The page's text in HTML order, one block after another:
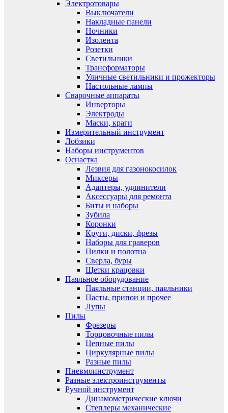
Электротовары
Выключатели
Накладные панели
Ночники
Изолента
Розетки
Светильники
Трансформаторы
Уличные светильники и прожекторы
Настольные лампы
Сварочные аппараты
Инверторы
Электроды
Маски, краги
Измерительный инструмент
Лобзики
Наборы инструментов
Оснастка
Лезвия для газонокосилок
Миксеры
Адаптеры, удлинители
Аксессуары для ремонта
Биты и наборы
Зубила
Коронки
Круги, диски, фрезы
Наборы для граверов
Пилки и полотна
Сверла, буры
Щетки крацовки
Паяльное оборудование
Паяльные станции, паяльники
Пасты, припои и прочее
Лупы
Пилы
Фрезеры
Торцовочные пилы
Цепные пилы
Циркулярные пилы
Разные пилы
Пневмоинструмент
Разные электроинструменты
Ручной инструмент
Динамометрические ключи
Степлеры механические